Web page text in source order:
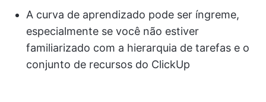
A curva de aprendizado pode ser íngreme,
especialmente se você não estiver
familiarizado com a hierarquia de tarefas e o
conjunto de recursos do ClickUp